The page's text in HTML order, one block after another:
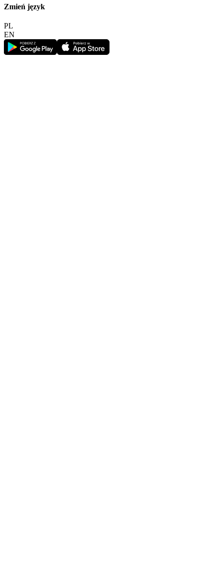
Zmień język
PL
EN